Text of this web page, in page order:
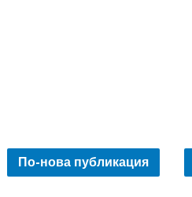
По-нова публикация